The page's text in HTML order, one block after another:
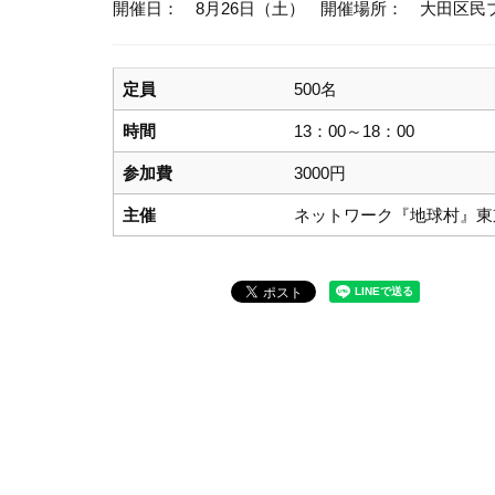
開催日： 8月26日（土） 開催場所： 大田区民
定員 500名
時間 13：00～18：00
参加費 3000円
主催 ネットワーク『地球村』